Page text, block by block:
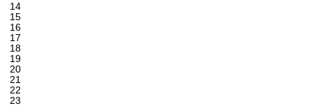
14
15
16
17
18
19
20
21
22
23